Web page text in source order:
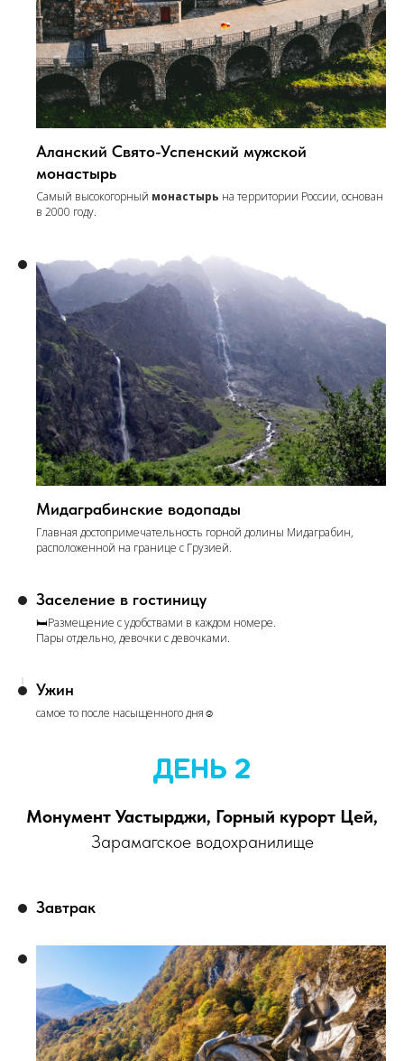
Аланский Свято-Успенский мужской
монастырь
Самый высокогорный монастырь на территории России, основан
в 2000 году.
Мидаграбинские водопады
Главная достопримечательность горной долины Мидаграбин,
расположенной на границе с Грузией.
Заселение в гостиницу
🛏Размещение с удобствами в каждом номере.
Пары отдельно, девочки с девочками.
Ужин
самое то после насыщенного дня☺️
ДЕНЬ 2
Монумент Уастырджи, Горный курорт Цей,
Зарамагское водохранилище
Завтрак